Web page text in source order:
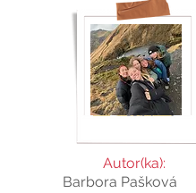
Autor(ka):
Barbora Pašková